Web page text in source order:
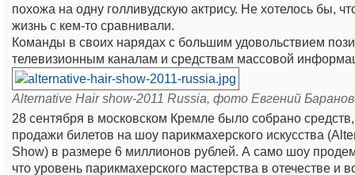
похожа на одну голливудскую актрису. Не хотелось бы,
жизнь с кем-то сравнивали.
Команды в своих нарядах с большим удовольствием
телевизионным каналам и средствам массовой
Аlternative Нair show-2011 Russia, фото Евгений
28 сентября в московском Кремле было собрано
продажи билетов на шоу парикмахерского искусства
Show) в размере 6 миллионов рублей. А само шоу
что уровень парикмахерского мастерства в отечестве и